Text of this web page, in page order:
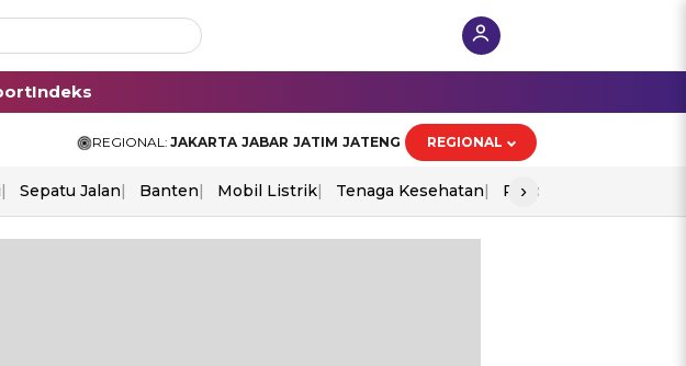
Indeks
REGIONAL: JAKARTA JABAR JATIM JATENG REGIONAL
Sepatu Jalan Banten Mobil Listrik Tenaga Kesehatan Piala Aff 2026
›